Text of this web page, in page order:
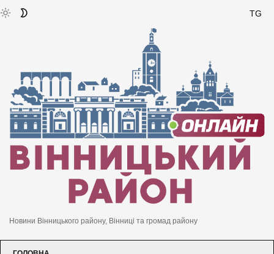
TG
Новини Вінницького району, Вінниці та громад району